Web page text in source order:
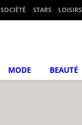
SOCIÉTÉ STARS LOISIRS
MODE BEAUTÉ